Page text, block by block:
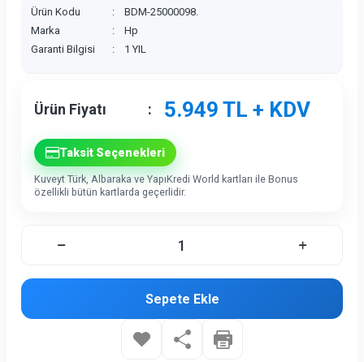
Ürün Kodu :
BDM-25000098.
Marka
:
Hp
Garanti Bilgisi
: 1 YIL
Ürün Fiyatı : 5.949 TL + KDV
Taksit Seçenekleri
Kuveyt Türk, Albaraka ve YapıKredi World kartları ile Bonus
özellikli bütün kartlarda geçerlidir.
Sepete Ekle